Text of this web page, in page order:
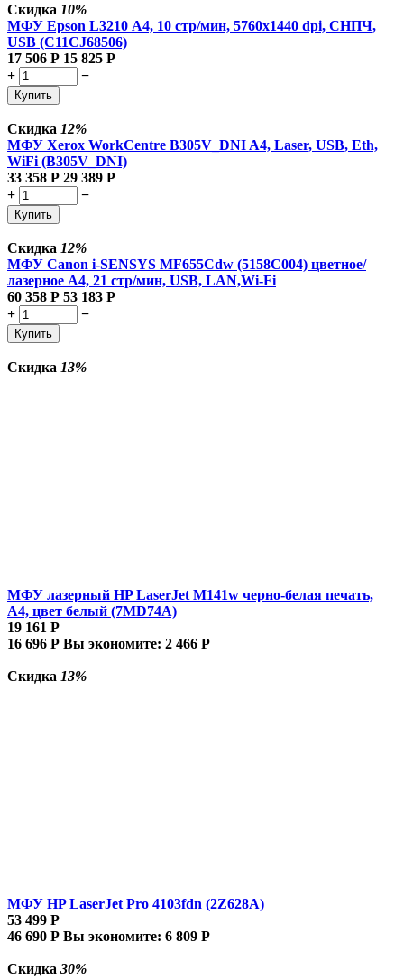
Скидка 10%
МФУ Epson L3210 А4, 10 стр/мин, 5760х1440 dpi, СНПЧ,
USB (C11CJ68506)
17 506 Р 15 825 Р
+
−
Купить
Скидка 12%
МФУ Xerox WorkCentre B305V_DNI A4, Laser, USB, Eth,
WiFi (B305V_DNI)
33 358 Р 29 389 Р
+
−
Купить
Скидка 12%
МФУ Canon i-SENSYS MF655Cdw (5158C004) цветное/
лазерное A4, 21 стр/мин, USB, LAN,Wi-Fi
60 358 Р 53 183 Р
+
−
Купить
Скидка 13%
МФУ лазерный HP LaserJet M141w черно-белая печать,
A4, цвет белый (7MD74A)
19 161 Р
16 696 Р Вы экономите: 2 466 Р
Скидка 13%
МФУ HP LaserJet Pro 4103fdn (2Z628A)
53 499 Р
46 690 Р Вы экономите: 6 809 Р
Скидка 30%